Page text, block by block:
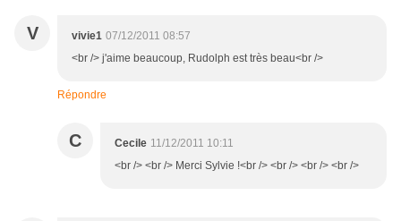
V vivie1 07/12/2011 08:57
<br /> j'aime beaucoup, Rudolph est très beau<br />
Répondre
C Cecile 11/12/2011 10:11
<br /> <br /> Merci Sylvie !<br /> <br /> <br /> <br />